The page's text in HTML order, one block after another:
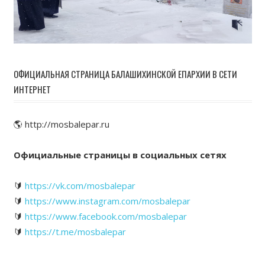
ОФИЦИАЛЬНАЯ СТРАНИЦА БАЛАШИХИНСКОЙ ЕПАРХИИ В СЕТИ
ИНТЕРНЕТ
🌎 http://mosbalepar.ru
Официальные страницы в социальных сетях
🔰 https://vk.com/mosbalepar
🔰 https://www.instagram.com/mosbalepar
🔰 https://www.facebook.com/mosbalepar
🔰 https://t.me/mosbalepar